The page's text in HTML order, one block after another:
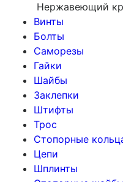
Нержавеющий
Винты
Болты
Саморезы
Гайки
Шайбы
Заклепки
Штифты
Трос
Стопорные
Цепи
Шплинты